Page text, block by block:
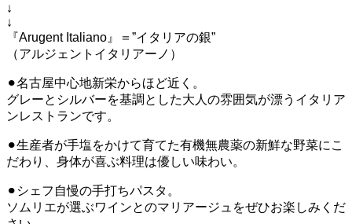
↓
↓
『Arugent Italiano』＝”イタリアの銀”
（アルジェントイタリアーノ）
⚫︎名古屋中心地新栄からほど近く。
グレーとシルバーを基調とした大人の雰囲気が漂うイタリア
ンレストランです。
⚫︎生産者が手塩をかけて育てた有機無農薬の新鮮な野菜にこ
だわり、身体が喜ぶ料理は優しい味わい。
⚫︎シェフ自慢の手打ちパスタ。
ソムリエが選ぶワインとのマリアージュをぜひお楽しみくだ